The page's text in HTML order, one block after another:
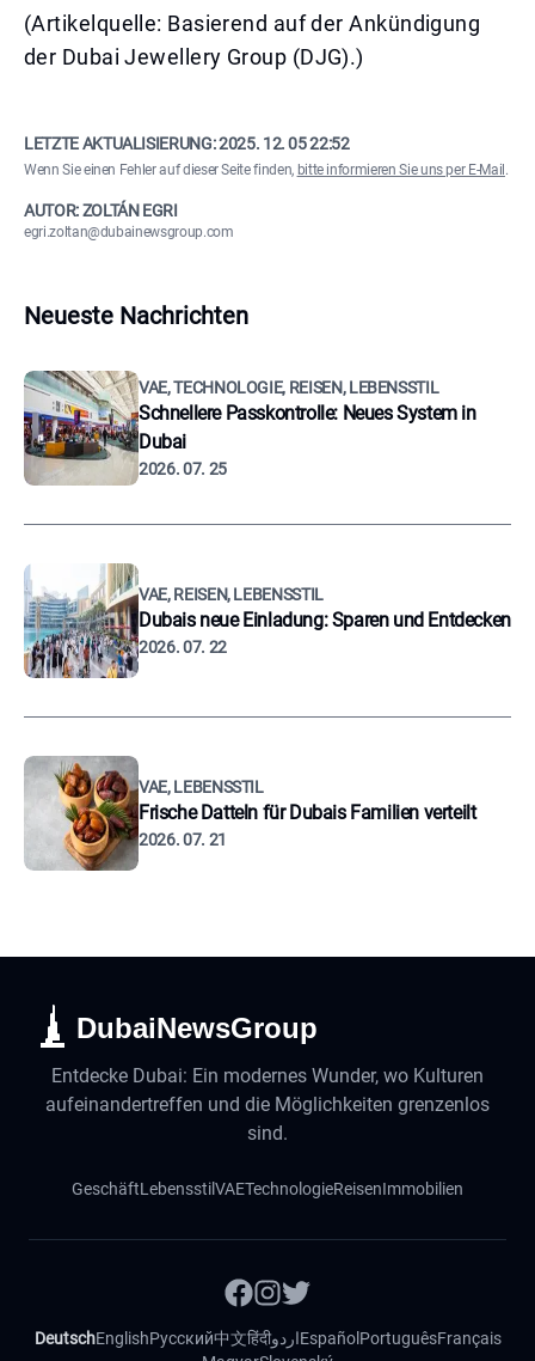
(Artikelquelle: Basierend auf der Ankündigung
der Dubai Jewellery Group (DJG).)
LETZTE AKTUALISIERUNG:2025. 12. 05 22:52
Wenn Sie einen Fehler auf dieser Seite finden, bitte informieren Sie uns per E-Mail .
AUTOR: ZOLTÁN EGRI
egri.zoltan@dubainewsgroup.com
Neueste Nachrichten
VAE, TECHNOLOGIE, REISEN, LEBENSSTIL
Schnellere Passkontrolle: Neues System in
Dubai
2026. 07. 25
VAE, REISEN, LEBENSSTIL
Dubais neue Einladung: Sparen und Entdecken
2026. 07. 22
VAE, LEBENSSTIL
Frische Datteln für Dubais Familien verteilt
2026. 07. 21
DubaiNewsGroup
Entdecke Dubai: Ein modernes Wunder, wo Kulturen
aufeinandertreffen und die Möglichkeiten grenzenlos
sind.
GeschäftLebensstilVAETechnologieReisenImmobilien
DeutschEnglishРусский中文हिंदीاردوEspañol PortuguêsFrançais